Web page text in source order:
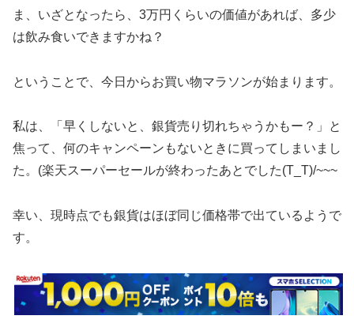
ま、いざとなったら、3万円くらいの価値があれば、多少
は飲み食いできますかね？
ということで、今日からお買い物マラソンが始まります。
私は、「早くしないと、銀貨売り切れちゃうかもー？」と
焦って、何のキャンペーンもないときに買ってしまいまし
た。(楽天スーパーセールが終わったあとでした(T_T)/~~~
幸い、現時点でも銀貨はほぼ同じ価格帯で出ているようで
す。